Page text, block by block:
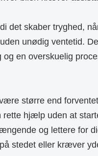
det skaber tryghed,
unødig ventetid.
og en overskuelig
større end
rette hjælp uden at
og lettere for
stedet eller kræver